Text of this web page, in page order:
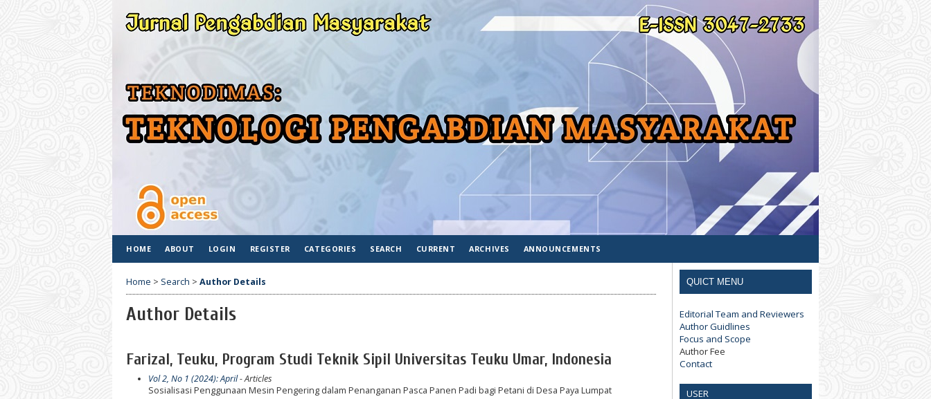
QUICT MENU
Editorial Team and Reviewers
Author Guidlines
Focus and Scope
Author Fee
Contact
USER
HOME ABOUT LOGIN REGISTER CATEGORIES SEARCH CURRENT ARCHIVES ANNOUNCEMENTS
Home > Search > Author Details
Author Details
Farizal, Teuku, Program Studi Teknik Sipil Universitas Teuku Umar, Indonesia
Vol 2, No 1 (2024): April- Articles
Sosialisasi Penggunaan Mesin Pengering dalam Penanganan Pasca Panen Padi bagi Petani di Desa Paya Lumpat